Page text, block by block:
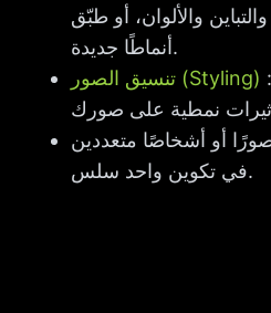
والألوان، أو طبّق
أنماطًا جديدة.
تنسيق الصور (Styling) : طبّق تحويلات فنية، أو
أو أشخاصًا متعددين
في تكوين واحد سلس.